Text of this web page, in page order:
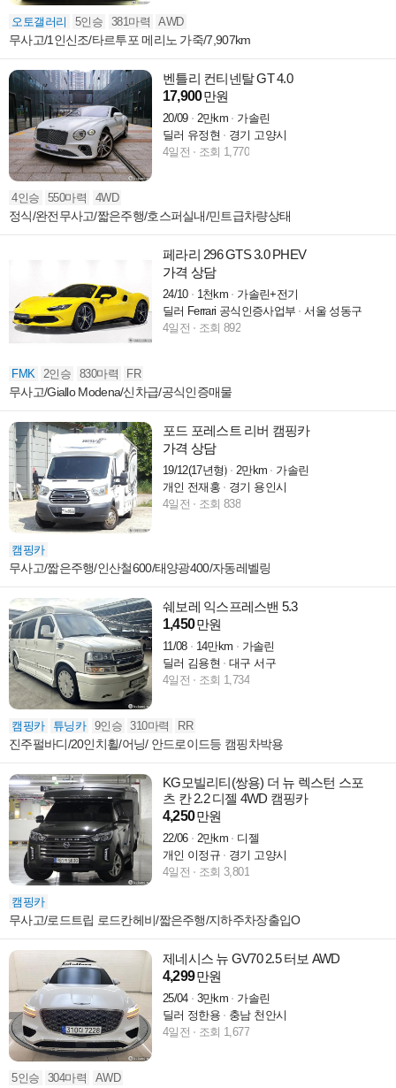
오토갤러리 5인승 381마력 AWD
무사고/1인신조/타르투포 메리노 가죽/7,907km
벤틀리 컨티넨탈 GT 4.0
17,900만원
20/09 2만km
가솔린
딜러 유정현
경기 고양시
4일전
조회 1,770
4인승 550마력 4WD
정식/완전무사고/짧은주행/호스퍼실내/민트급차량상태
페라리 296 GTS 3.0 PHEV
가격 상담
24/10 1천km
가솔린+전기
딜러 Ferrari 공식인증사업부
서울 성동구
4일전
조회 892
FMK 2인승 830마력 FR
무사고/Giallo Modena/신차급/공식인증매물
포드 포레스트 리버 캠핑카
가격 상담
19/12(17년형) 2만km
가솔린
개인 전재홍
경기 용인시
4일전
조회 838
캠핑카
무사고/짧은주행/인산철600/태양광400/자동레벨링
쉐보레 익스프레스밴 5.3
1,450만원
11/08 14만km
가솔린
딜러 김용현
대구 서구
4일전
조회 1,734
캠핑카 튜닝카 9인승 310마력 RR
진주펄바디/20인치휠/어닝/ 안드로이드등 캠핑차박용
KG모빌리티(쌍용) 더 뉴 렉스턴 스포
츠 칸 2.2 디젤 4WD 캠핑카
4,250만원
22/06 2만km
디젤
개인 이정규
경기 고양시
4일전
조회 3,801
캠핑카
무사고/로드트립 로드칸헤비/짧은주행/지하주차장출입O
제네시스 뉴 GV70 2.5 터보 AWD
4,299만원
25/04 3만km
가솔린
딜러 정한용
충남 천안시
4일전
조회 1,677
5인승 304마력 AWD